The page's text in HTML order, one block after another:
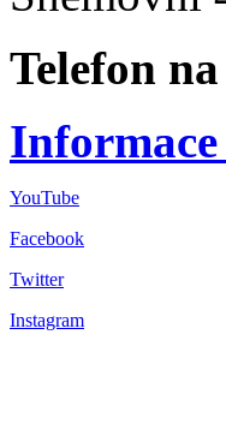
Telefon
Informace
YouTube
Facebook
Twitter
Instagram